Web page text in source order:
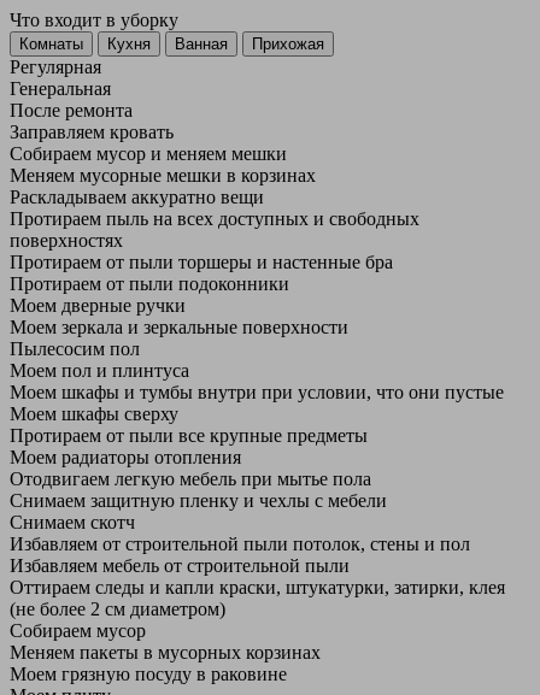
Что входит в уборку
Регу­лярная
Гене­ральная
После ремонта
Заправляем кровать
Собираем мусор и меняем мешки
Меняем мусорные мешки в корзинах
Раскладываем аккуратно вещи
Протираем пыль на всех доступных и свободных
поверхностях
Протираем от пыли торшеры и настенные бра
Протираем от пыли подоконники
Моем дверные ручки
Моем зеркала и зеркальные поверхности
Пылесосим пол
Моем пол и плинтуса
Моем шкафы и тумбы внутри при условии, что они пустые
Моем шкафы сверху
Протираем от пыли все крупные предметы
Моем радиаторы отопления
Отодвигаем легкую мебель при мытье пола
Снимаем защитную пленку и чехлы с мебели
Снимаем скотч
Избавляем от строительной пыли потолок, стены и пол
Избавляем мебель от строительной пыли
Оттираем следы и капли краски, штукатурки, затирки, клея
(не более 2 см диаметром)
Собираем мусор
Меняем пакеты в мусорных корзинах
Моем грязную посуду в раковине